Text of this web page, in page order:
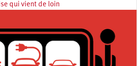
qui vient de loin